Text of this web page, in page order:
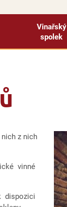
Vinařský
spolek
z nich
vinné
dispozici